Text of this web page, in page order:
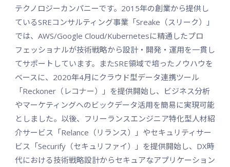
テクノロジーカンパニーです。2015年の創業から提供し
ているSREコンサルティング事業「Sreake（スリーク）」
では、AWS/Google Cloud/Kubernetesに精通したプロ
フェッショナルが技術戦略から設計・開発・運用を一貫し
てサポートしています。またSRE領域で培ったノウハウを
ベースに、2020年4月にクラウド型データ連携ツール
「Reckoner（レコナー）」を提供開始し、ビジネス分析
やマーケティングへのビックデータ活用を簡易に実現可能
としました。以後、フリーランスエンジニア特化型人材紹
介サービス「Relance（リランス）」やセキュリティサー
ビス「Securify（セキュリファイ）」を提供開始し、DX時
代における技術戦略設計からセキュアなアプリケーション